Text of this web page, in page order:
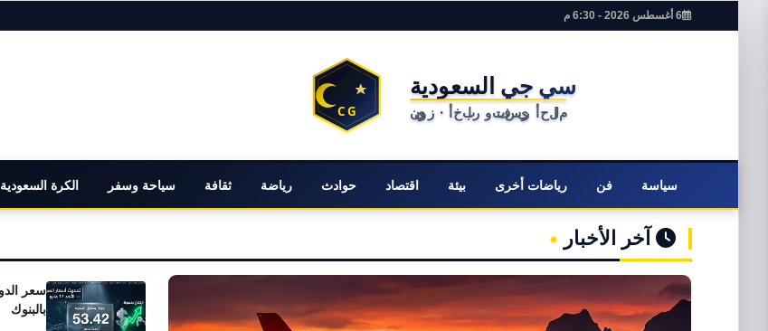
6 أغسطس 2026 - 6:30 م
سياسة فن رياضات أخرى بيئة اقتصاد حوادث رياضة ثقافة سياحة وسفر الكرة السعودية
آخر الأخبار
بالبنوك